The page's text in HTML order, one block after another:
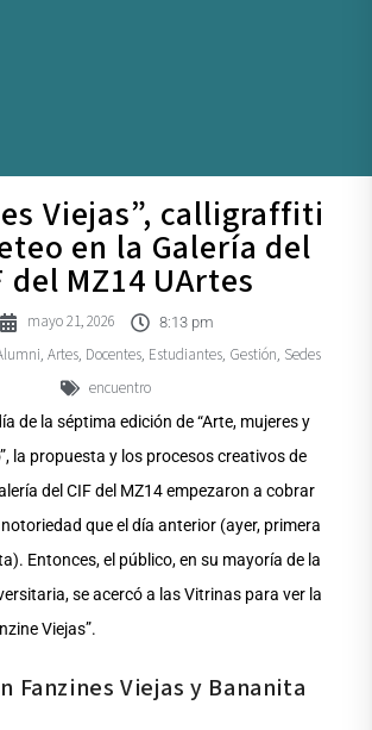
Viejas”, calligraffiti
en la Galería del
del MZ14 UArtes
mayo 21, 2026 8:13 pm
, Artes, Docentes, Estudiantes, Gestión, Sedes
encuentro
de la séptima edición de “Arte, mujeres y
la propuesta y los procesos creativos de
del CIF del MZ14 empezaron a cobrar
que el día anterior (ayer, primera
Entonces, el público, en su mayoría de la
se acercó a las Vitrinas para ver la
Viejas”.
Fanzines Viejas y Bananita